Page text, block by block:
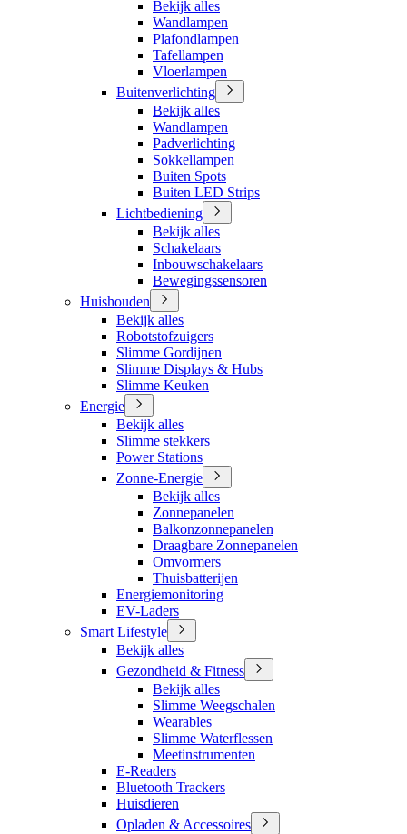
Bekijk alles
Wandlampen
Plafondlampen
Tafellampen
Vloerlampen
Buitenverlichting
Bekijk alles
Wandlampen
Padverlichting
Sokkellampen
Buiten Spots
Buiten LED Strips
Lichtbediening
Bekijk alles
Schakelaars
Inbouwschakelaars
Bewegingssensoren
Huishouden
Bekijk alles
Robotstofzuigers
Slimme Gordijnen
Slimme Displays & Hubs
Slimme Keuken
Energie
Bekijk alles
Slimme stekkers
Power Stations
Zonne-Energie
Bekijk alles
Zonnepanelen
Balkonzonnepanelen
Draagbare Zonnepanelen
Omvormers
Thuisbatterijen
Energiemonitoring
EV-Laders
Smart Lifestyle
Bekijk alles
Gezondheid & Fitness
Bekijk alles
Slimme Weegschalen
Wearables
Slimme Waterflessen
Meetinstrumenten
E-Readers
Bluetooth Trackers
Huisdieren
Opladen & Accessoires